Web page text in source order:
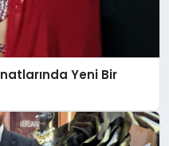
Yeni Bir